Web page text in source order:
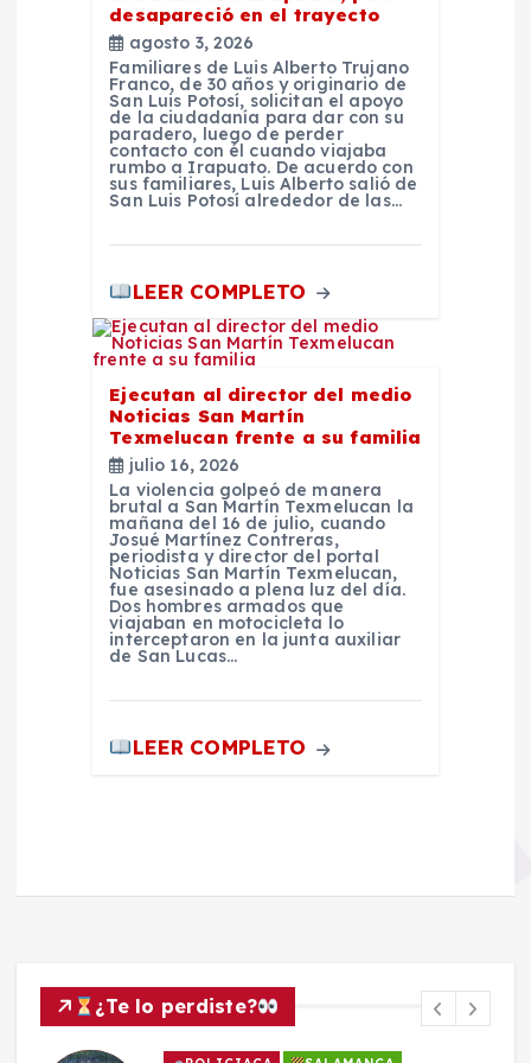
desapareció en el trayecto
agosto 3, 2026
Familiares de Luis Alberto Trujano
Franco, de 30 años y originario de
San Luis Potosí, solicitan el apoyo
de la ciudadanía para dar con su
paradero, luego de perder
contacto con él cuando viajaba
rumbo a Irapuato. De acuerdo con
sus familiares, Luis Alberto salió de
San Luis Potosí alrededor de las…
LEER COMPLETO
Ejecutan al director del medio
Noticias San Martín
Texmelucan frente a su familia
julio 16, 2026
La violencia golpeó de manera
brutal a San Martín Texmelucan la
mañana del 16 de julio, cuando
Josué Martínez Contreras,
periodista y director del portal
Noticias San Martín Texmelucan,
fue asesinado a plena luz del día.
Dos hombres armados que
viajaban en motocicleta lo
interceptaron en la junta auxiliar
de San Lucas…
LEER COMPLETO
¿Te lo perdiste?